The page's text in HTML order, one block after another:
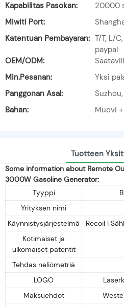
Kapabilitas Pasokan:
20000
Miwiti Port:
Katentuan Pembayaran: T/T, L/
paypal
OEM/ODM:
Min.Pesanan:
Yksi
Panggonan Asal:
Bahan:
Muovi
Tuotteen
Some information about Remote
3000W Gasoline Generator:
Tyyppi
Yrityksen nimi
Käynnistysjärjestelmä
Recoil I
Kotimaiset ja
ulkomaiset patentit
Tehdas neliömetriä
LOGO
Maksuehdot